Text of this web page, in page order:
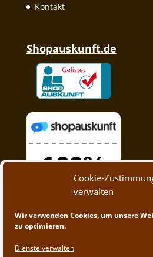
Cookie-
verwalten
Wir verwenden Cookies, um unsere
zu optimieren.
Dienste verwalten
Kontakt
Shopauskunft.de